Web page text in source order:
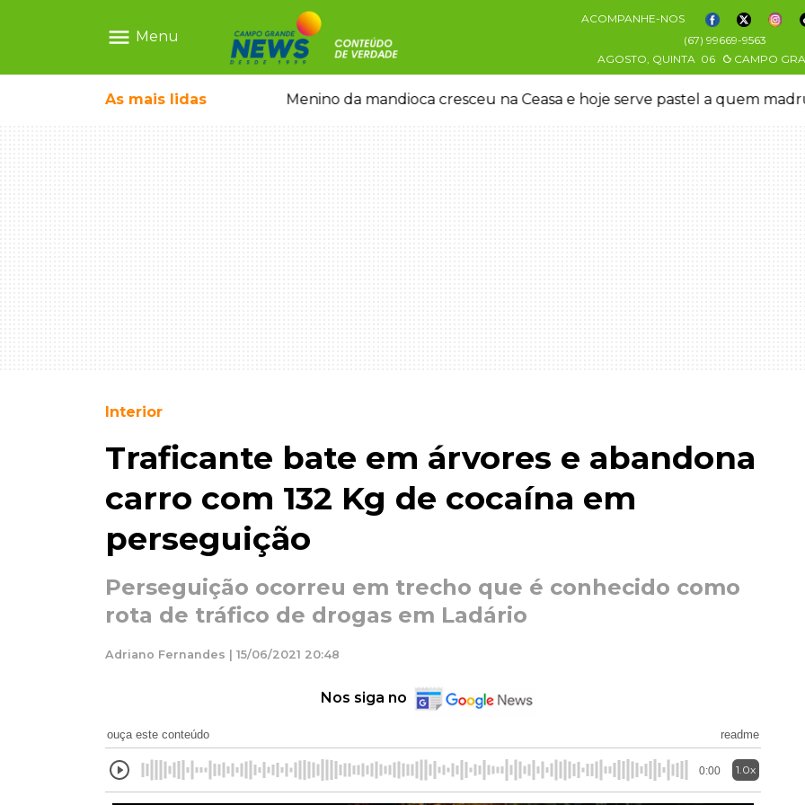
menu Menu
ACOMPANHE-NOS
(67) 99669-9563
AGOSTO, QUINTA 06 CAMPO
As mais lidas
crianças brasileiras Menino da mandioca cresceu na Ceasa e hoje serve pastel a quem
Interior
Traficante bate em árvores e abandona
carro com 132 Kg de cocaína em
perseguição
Perseguição ocorreu em trecho que é conhecido como
rota de tráfico de drogas em Ladário
Adriano Fernandes | 15/06/2021 20:48
Nos siga no
ouça este conteúdo readme
0:00 1.0x